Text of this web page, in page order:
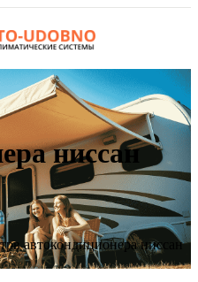
ниссан
автокондиционера ниссан